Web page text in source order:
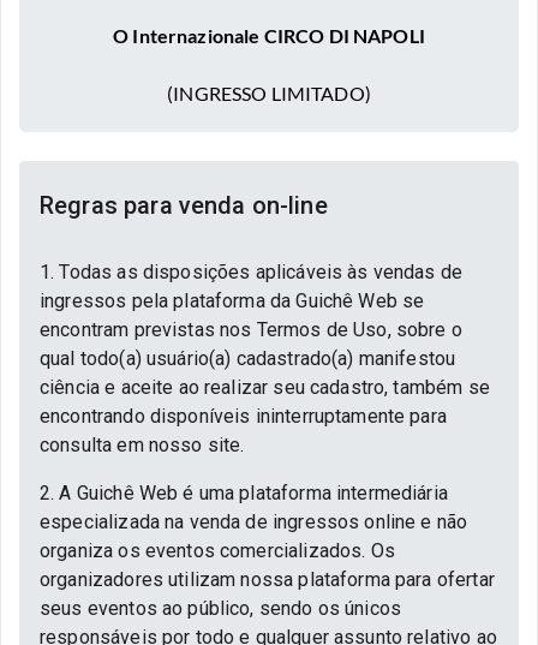
O Internazionale CIRCO DI NAPOLI
(INGRESSO LIMITADO)
Regras para venda on-line
1. Todas as disposições aplicáveis às vendas de
ingressos pela plataforma da Guichê Web se
encontram previstas nos Termos de Uso, sobre o
qual todo(a) usuário(a) cadastrado(a) manifestou
ciência e aceite ao realizar seu cadastro, também se
encontrando disponíveis ininterruptamente para
consulta em nosso site.
2. A Guichê Web é uma plataforma intermediária
especializada na venda de ingressos online e não
organiza os eventos comercializados. Os
organizadores utilizam nossa plataforma para ofertar
seus eventos ao público, sendo os únicos
responsáveis por todo e qualquer assunto relativo ao